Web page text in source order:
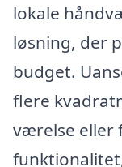
lokale
løsning, der
budget.
flere
værelse eller